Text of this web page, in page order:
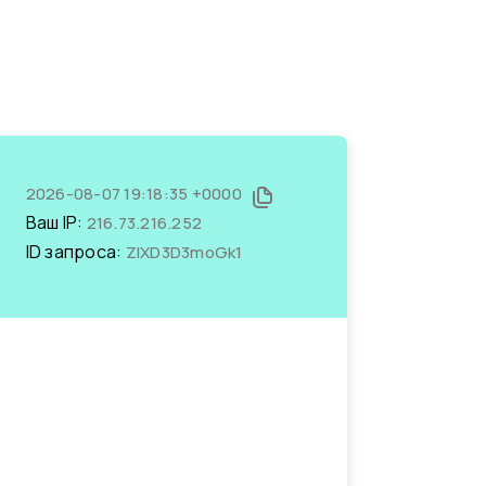
2026-08-07 19:18:35 +0000
Ваш IP: 216.73.216.252
ID запроса: ZIXD3D3moGk1